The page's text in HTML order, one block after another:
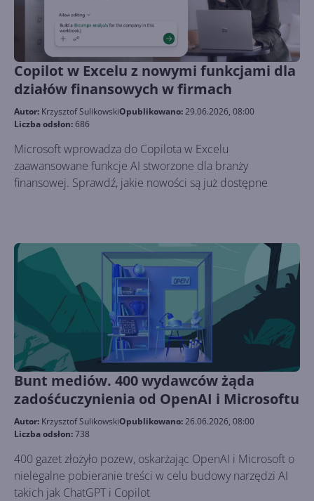
Copilot w Excelu z nowymi funkcjami dla
działów finansowych w firmach
Autor: Krzysztof SulikowskiOpublikowano:29.06.2026, 08:00
Liczba odsłon:686
Microsoft wprowadza do Copilota w Excelu
zaawansowane funkcje AI stworzone dla branży
finansowej. Sprawdź, jakie nowości są już dostępne
Bunt mediów. 400 wydawców żąda
zadośćuczynienia od OpenAI i Microsoftu
Autor: Krzysztof SulikowskiOpublikowano:26.06.2026, 08:00
Liczba odsłon:738
400 gazet złożyło pozew, oskarżając OpenAI i Microsoft o
nielegalne pobieranie treści w celu budowy narzędzi AI
takich jak ChatGPT i Copilot